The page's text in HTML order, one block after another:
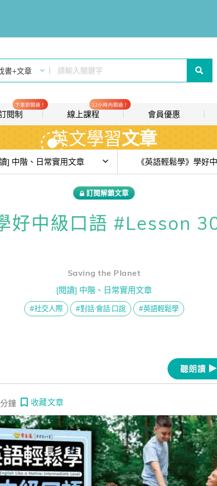
閱制
下單即開通！
線上課程
12小時內開通！
線上影音課程
會員優惠
歡迎加入常春藤
會員推薦分潤計畫 new
我的音檔收聽櫃new
會員限定活動
會員升等辦法
英文學習文章
目前位於:
] 中階、日常實用文章
服，別說 I’m uncomfortable. 各種不舒服，你可以這樣說
the internet 聽起來超阿嬤 ～ 一起戒掉老派英文吧！
訂閱解鎖文章
好中級口語 #Lesson
Saving the Planet
[閱讀] 中階、日常實用文章
#社交人際 #對話·會話·口說 #英語輕鬆學
聽朗讀
鐘 收藏文章